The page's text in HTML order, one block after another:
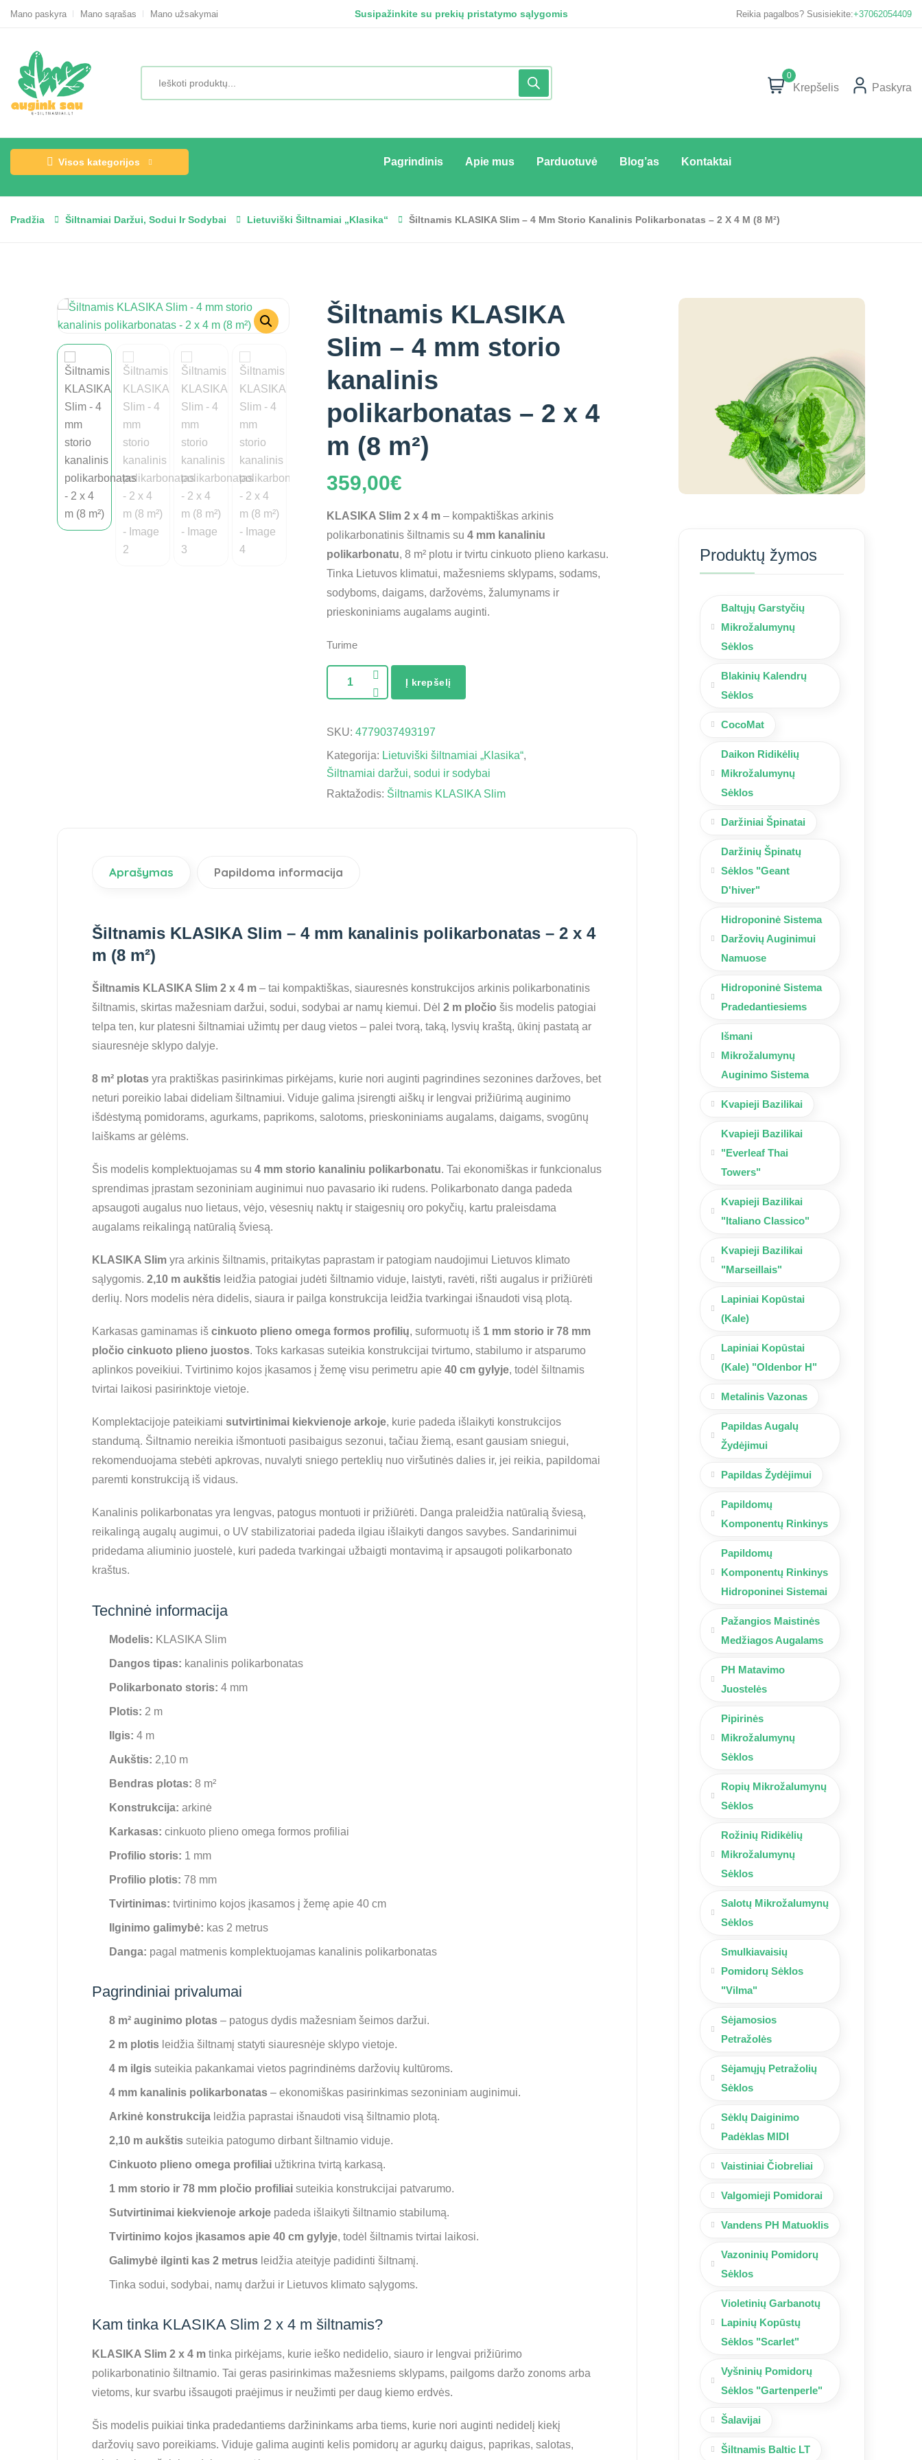
Mano paskyra Mano sąrašas Mano užsakymai
Susipažinkite su prekių pristatymo sąlygomis
Reikia pagalbos? Susisiekite:+37062054409
0
Krepšelis Paskyra
Visos kategorijos Pagrindinis Apie mus Parduotuvė Blog’as Kontaktai
Pradžia Šiltnamiai Daržui, Sodui Ir Sodybai Lietuviški Šiltnamiai „Klasika“ Šiltnamis KLASIKA Slim – 4 Mm Storio Kanalinis Polikarbonatas – 2 X 4 M (8 M²)
Šiltnamis KLASIKA
Slim – 4 mm storio
kanalinis
polikarbonatas – 2 x 4
m (8 m²)
359,00€
KLASIKA Slim 2 x 4 m– kompaktiškas arkinis
polikarbonatinis šiltnamis su 4 mm kanaliniu
polikarbonatu, 8 m² plotu ir tvirtu cinkuoto plieno karkasu.
Tinka Lietuvos klimatui, mažesniems sklypams, sodams,
sodyboms, daigams, daržovėms, žalumynams ir
prieskoniniams augalams auginti.
Turime
Į krepšelį
SKU: 4779037493197
Kategorija: Lietuviški šiltnamiai „Klasika“,
Šiltnamiai daržui, sodui ir sodybai
Raktažodis: Šiltnamis KLASIKA Slim
Aprašymas Papildoma informacija
Šiltnamis KLASIKA Slim – 4 mm kanalinis polikarbonatas – 2 x 4
m (8 m²)
Šiltnamis KLASIKA Slim 2 x 4 m – tai kompaktiškas, siauresnės konstrukcijos arkinis polikarbonatinis
šiltnamis, skirtas mažesniam daržui, sodui, sodybai ar namų kiemui. Dėl 2 m pločio šis modelis patogiai
telpa ten, kur platesni šiltnamiai užimtų per daug vietos – palei tvorą, taką, lysvių kraštą, ūkinį pastatą ar
siauresnėje sklypo dalyje.
8 m² plotas yra praktiškas pasirinkimas pirkėjams, kurie nori auginti pagrindines sezonines daržoves, bet
neturi poreikio labai dideliam šiltnamiui. Viduje galima įsirengti aiškų ir lengvai prižiūrimą auginimo
išdėstymą pomidorams, agurkams, paprikoms, salotoms, prieskoniniams augalams, daigams, svogūnų
laiškams ar gėlėms.
Šis modelis komplektuojamas su 4 mm storio kanaliniu polikarbonatu. Tai ekonomiškas ir funkcionalus
sprendimas įprastam sezoniniam auginimui nuo pavasario iki rudens. Polikarbonato danga padeda
apsaugoti augalus nuo lietaus, vėjo, vėsesnių naktų ir staigesnių oro pokyčių, kartu praleisdama
augalams reikalingą natūralią šviesą.
KLASIKA Slim yra arkinis šiltnamis, pritaikytas paprastam ir patogiam naudojimui Lietuvos klimato
sąlygomis. 2,10 m aukštis leidžia patogiai judėti šiltnamio viduje, laistyti, ravėti, rišti augalus ir prižiūrėti
derlių. Nors modelis nėra didelis, siaura ir pailga konstrukcija leidžia tvarkingai išnaudoti visą plotą.
Karkasas gaminamas iš cinkuoto plieno omega formos profilių, suformuotų iš 1 mm storio ir 78 mm
pločio cinkuoto plieno juostos. Toks karkasas suteikia konstrukcijai tvirtumo, stabilumo ir atsparumo
aplinkos poveikiui. Tvirtinimo kojos įkasamos į žemę visu perimetru apie 40 cm gylyje, todėl šiltnamis
tvirtai laikosi pasirinktoje vietoje.
Komplektacijoje pateikiami sutvirtinimai kiekvienoje arkoje, kurie padeda išlaikyti konstrukcijos
standumą. Šiltnamio nereikia išmontuoti pasibaigus sezonui, tačiau žiemą, esant gausiam sniegui,
rekomenduojama stebėti apkrovas, nuvalyti sniego perteklių nuo viršutinės dalies ir, jei reikia, papildomai
paremti konstrukciją iš vidaus.
Kanalinis polikarbonatas yra lengvas, patogus montuoti ir prižiūrėti. Danga praleidžia natūralią šviesą,
reikalingą augalų augimui, o UV stabilizatoriai padeda ilgiau išlaikyti dangos savybes. Sandarinimui
pridedama aliuminio juostelė, kuri padeda tvarkingai užbaigti montavimą ir apsaugoti polikarbonato
kraštus.
Techninė informacija
Modelis: KLASIKA Slim
Dangos tipas: kanalinis polikarbonatas
Polikarbonato storis: 4 mm
Plotis: 2 m
Ilgis: 4 m
Aukštis: 2,10 m
Bendras plotas: 8 m²
Konstrukcija: arkinė
Karkasas: cinkuoto plieno omega formos profiliai
Profilio storis: 1 mm
Profilio plotis: 78 mm
Tvirtinimas: tvirtinimo kojos įkasamos į žemę apie 40 cm
Ilginimo galimybė: kas 2 metrus
Danga: pagal matmenis komplektuojamas kanalinis polikarbonatas
Pagrindiniai privalumai
8 m² auginimo plotas – patogus dydis mažesniam šeimos daržui.
2 m plotis leidžia šiltnamį statyti siauresnėje sklypo vietoje.
4 m ilgis suteikia pakankamai vietos pagrindinėms daržovių kultūroms.
4 mm kanalinis polikarbonatas – ekonomiškas pasirinkimas sezoniniam auginimui.
Arkinė konstrukcija leidžia paprastai išnaudoti visą šiltnamio plotą.
2,10 m aukštis suteikia patogumo dirbant šiltnamio viduje.
Cinkuoto plieno omega profiliai užtikrina tvirtą karkasą.
1 mm storio ir 78 mm pločio profiliai suteikia konstrukcijai patvarumo.
Sutvirtinimai kiekvienoje arkoje padeda išlaikyti šiltnamio stabilumą.
Tvirtinimo kojos įkasamos apie 40 cm gylyje, todėl šiltnamis tvirtai laikosi.
Galimybė ilginti kas 2 metrus leidžia ateityje padidinti šiltnamį.
Tinka sodui, sodybai, namų daržui ir Lietuvos klimato sąlygoms.
Kam tinka KLASIKA Slim 2 x 4 m šiltnamis?
KLASIKA Slim 2 x 4 m tinka pirkėjams, kurie ieško nedidelio, siauro ir lengvai prižiūrimo
polikarbonatinio šiltnamio. Tai geras pasirinkimas mažesniems sklypams, pailgoms daržo zonoms arba
vietoms, kur svarbu išsaugoti praėjimus ir neužimti per daug kiemo erdvės.
Šis modelis puikiai tinka pradedantiems daržininkams arba tiems, kurie nori auginti nedidelį kiekį
daržovių savo poreikiams. Viduje galima auginti kelis pomidorų ar agurkų daigus, paprikas, salotas,
Produktų žymos
Baltųjų Garstyčių
Mikrožalumynų
Sėklos
Blakinių Kalendrų
Sėklos
CocoMat
Daikon Ridikėlių
Mikrožalumynų
Sėklos
Daržiniai Špinatai
Daržinių Špinatų
Sėklos "Geant
D'hiver"
Hidroponinė Sistema
Daržovių Auginimui
Namuose
Hidroponinė Sistema
Pradedantiesiems
Išmani
Mikrožalumynų
Auginimo Sistema
Kvapieji Bazilikai
Kvapieji Bazilikai
"Everleaf Thai
Towers"
Kvapieji Bazilikai
"Italiano Classico"
Kvapieji Bazilikai
"Marseillais"
Lapiniai Kopūstai
(Kale)
Lapiniai Kopūstai
(Kale) "Oldenbor H"
Metalinis Vazonas
Papildas Augalų
Žydėjimui
Papildas Žydėjimui
Papildomų
Komponentų Rinkinys
Papildomų
Komponentų Rinkinys
Hidroponinei Sistemai
Pažangios Maistinės
Medžiagos Augalams
PH Matavimo
Juostelės
Pipirinės
Mikrožalumynų
Sėklos
Ropių Mikrožalumynų
Sėklos
Rožinių Ridikėlių
Mikrožalumynų
Sėklos
Salotų Mikrožalumynų
Sėklos
Smulkiavaisių
Pomidorų Sėklos
"Vilma"
Sėjamosios
Petražolės
Sėjamųjų Petražolių
Sėklos
Sėklų Daiginimo
Padėklas MIDI
Vaistiniai Čiobreliai
Valgomieji Pomidorai
Vandens PH Matuoklis
Vazoninių Pomidorų
Sėklos
Violetinių Garbanotų
Lapinių Kopūstų
Sėklos "Scarlet"
Vyšninių Pomidorų
Sėklos "Gartenperle"
Šalavijai
Šiltnamis Baltic LT